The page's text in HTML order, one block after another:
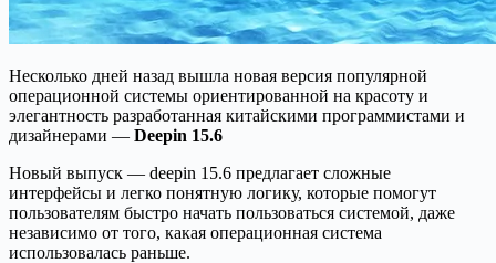
Несколько дней назад вышла новая версия популярной
операционной системы ориентированной на красоту и
элегантность разработанная китайскими программистами и
дизайнерами — Deepin 15.6
Новый выпуск — deepin 15.6 предлагает сложные
интерфейсы и легко понятную логику, которые помогут
пользователям быстро начать пользоваться системой, даже
независимо от того, какая операционная система
использовалась раньше.